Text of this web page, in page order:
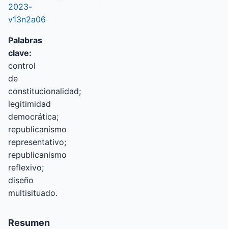
2023-
v13n2a06
Palabras
clave:
control
de
constitucionalidad;
legitimidad
democrática;
republicanismo
representativo;
republicanismo
reflexivo;
diseño
multisituado.
Resumen